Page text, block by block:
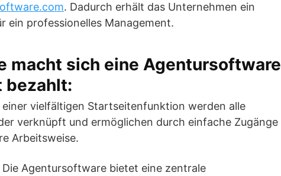
. Dadurch erhält das Unternehmen ein
ein professionelles Management.
macht sich eine Agentursoftware
bezahlt:
einer vielfältigen Startseitenfunktion werden alle
verknüpft und ermöglichen durch einfache Zugänge
Arbeitsweise.
Die Agentursoftware bietet eine zentrale